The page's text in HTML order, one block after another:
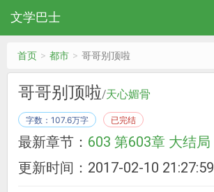
文学巴士
首页 都市 哥哥别顶啦
哥哥别顶啦/天心媚骨
字数：107.6万字 已完结
最新章节： 603 第603章 大结局
更新时间：2017-02-10 21:27:59